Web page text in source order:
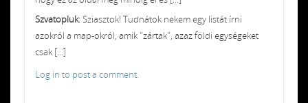
Szvatopluk: Sziasztok! Tudnátok nekem egy listát írni
azokról a map-okról, amik "zártak", azaz földi egységeket
csak [...]
Log in to post a comment.